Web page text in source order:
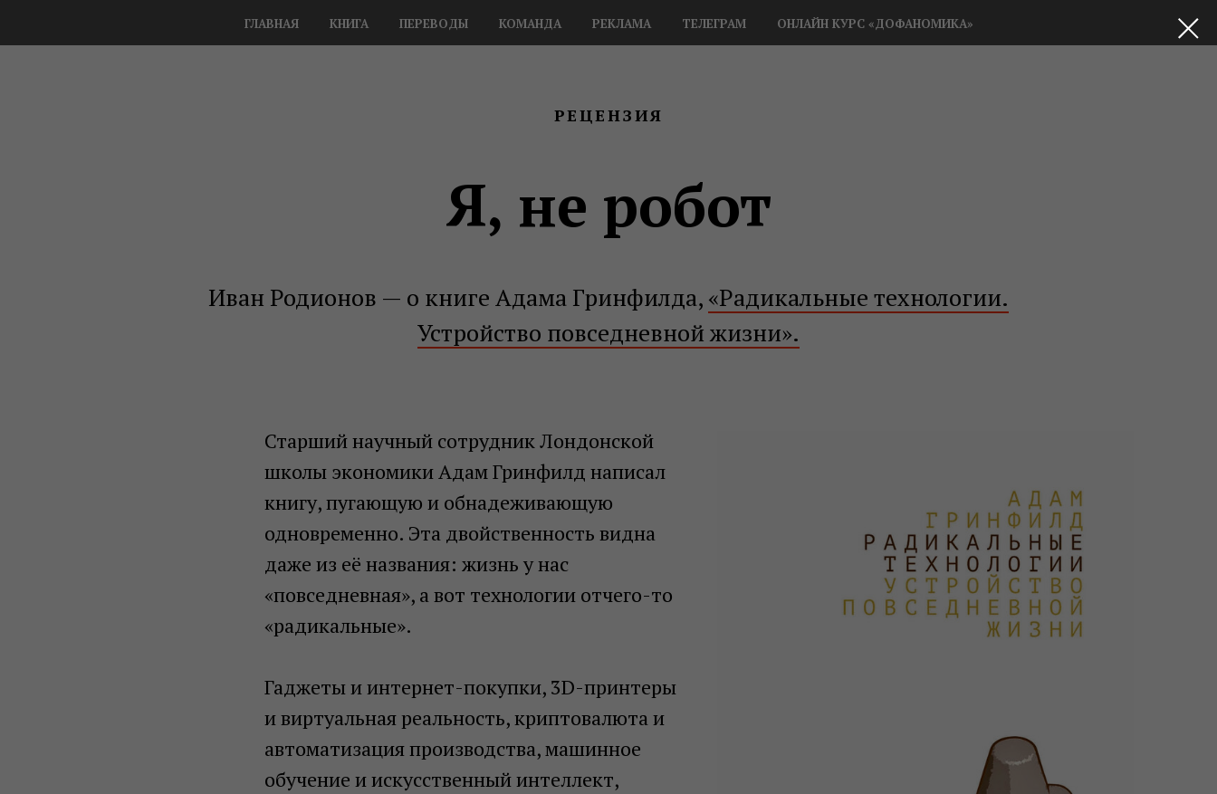
ГЛАВНАЯ КНИГА ПЕРЕВОДЫ КОМАНДА РЕКЛАМА ТЕЛЕГРАМ ОНЛАЙН КУРС «ДОФАНОМИКА»
РЕЦЕНЗИЯ
Я, не робот
Иван Родионов — о книге Адама Гринфилда, «Радикальные технологии.
Устройство повседневной жизни».
Старший научный сотрудник Лондонской
школы экономики Адам Гринфилд написал
книгу, пугающую и обнадеживающую
одновременно. Эта двойственность видна
даже из её названия: жизнь у нас
«повседневная», а вот технологии отчего-то
«радикальные».
Гаджеты и интернет-покупки, 3D-принтеры
и виртуальная реальность, криптовалюта и
автоматизация производства, машинное
обучение и искусственный интеллект,